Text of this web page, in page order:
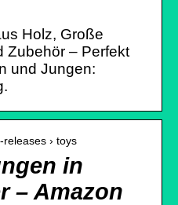
Holz, Große
Zubehör – Perfekt
und Jungen:
releases › toys
in
– Amazon